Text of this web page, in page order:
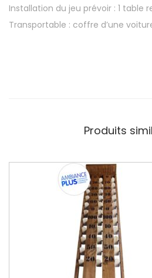
Installation du jeu prévoir : 1 table
Transportable : coffre d’une
Produits